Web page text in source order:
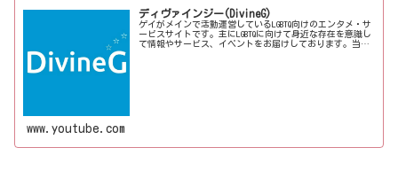
ディヴァインジー(DivineG)
ゲイがメインで活動運営しているLGBTQ向けのエンタメ・サ
ービスサイトです。主にLGBTQに向けて身近な存在を意識し
て情報やサービス、イベントをお届けしております。当事
www.youtube.com